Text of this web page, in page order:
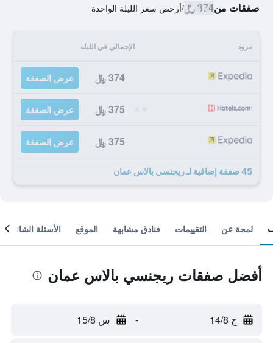
صفقات من374 ﷼ /أرخص سعر الليلة الواحدة
مزود الإجمالي في الليلة
374 ﷼ عرض الصفقة
375 ﷼ عرض الصفقة
375 ﷼ عرض الصفقة
45 صفقة إضافية لـ ريجنسي بالاس عمان
لمحة عن التقييمات فنادق مشابهة الموقع الأسئلة الشائعة
أفضل صفقات ريجنسي بالاس عمان
ج 14/8 - س 15/8